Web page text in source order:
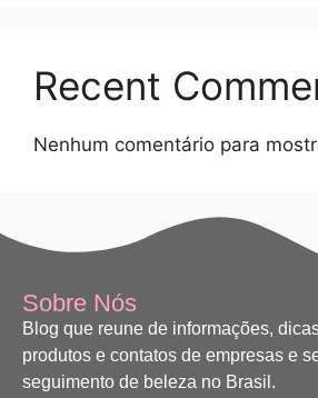
Recent
Nenhum comentário para
Sobre Nós
Blog que reune de informações,
produtos e contatos de empresas e
seguimento de beleza no Brasil.